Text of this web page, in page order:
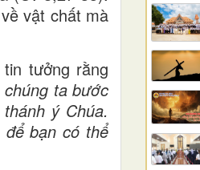
vật chất mà
tưởng rằng
chúng ta bước
ý Chúa.
bạn có thể